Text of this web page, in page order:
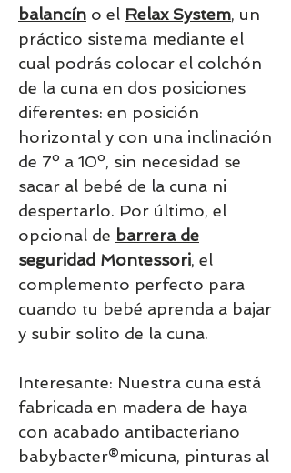
balancín o el Relax System, un
práctico sistema mediante el
cual podrás colocar el colchón
de la cuna en dos posiciones
diferentes: en posición
horizontal y con una inclinación
de 7º a 10º, sin necesidad se
sacar al bebé de la cuna ni
despertarlo. Por último, el
opcional de barrera de
seguridad Montessori, el
complemento perfecto para
cuando tu bebé aprenda a bajar
y subir solito de la cuna.
Interesante: Nuestra cuna está
fabricada en madera de haya
con acabado antibacteriano
babybacter®micuna, pinturas al